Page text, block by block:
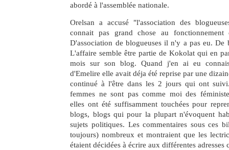
abordé à l'assemblée nationale.
Orelsan a accusé "l'association des
connait pas grand chose au fonctionnement
D'association de blogueuses il n'y a pas eu. De
L'affaire semble être partie de Kokolat qui en
mois sur son blog. Quand j'en ai eu
d'Emelire elle avait déja été reprise par une
continué à l'être dans les 2 jours qui ont
femmes ne sont pas comme moi des
elles ont été suffisamment touchées pour
blogs, blogs qui pour la plupart n'évoquent
sujets politiques. Les commentaires sous ces
toujours) nombreux et montraient que les
étaient décidées à écrire aux différentes adresses